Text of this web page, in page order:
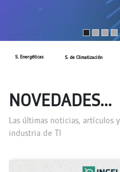
S. Energéticas S. de Climatización
NOVEDADES...
Las últimas noticias, artículos
industria de TI